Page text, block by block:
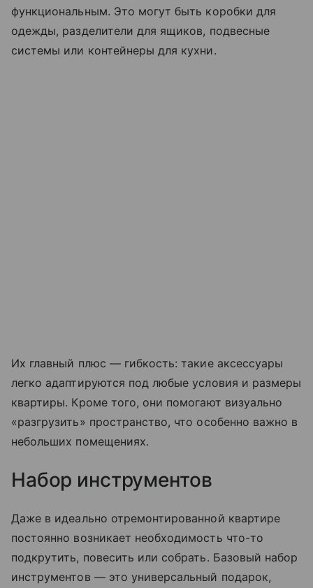
функциональным. Это могут быть коробки для
одежды, разделители для ящиков, подвесные
системы или контейнеры для кухни.
Их главный плюс — гибкость: такие аксессуары
легко адаптируются под любые условия и размеры
квартиры. Кроме того, они помогают визуально
«разгрузить» пространство, что особенно важно в
небольших помещениях.
Набор инструментов
Даже в идеально отремонтированной квартире
постоянно возникает необходимость что-то
подкрутить, повесить или собрать. Базовый набор
инструментов — это универсальный подарок,